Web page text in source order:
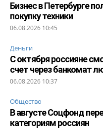
Бизнес в Петербурге
покупку техники
06.08.2026 10:45
Деньги
С октября россияне
счет через банкомат
06.08.2026 10:37
Общество
В августе Соцфонд
категориям россиян